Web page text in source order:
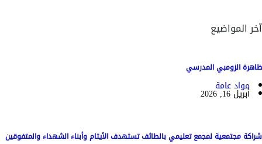
آخر المواضيع
ظاهرة الزومبي المدرسي
مواد عامة
أبريل 16, 2026
شراكة مجتمعية لمجمع تعليمي بالطائف تستهدف الأيتام وأبناء الشهداء والمتفوقين